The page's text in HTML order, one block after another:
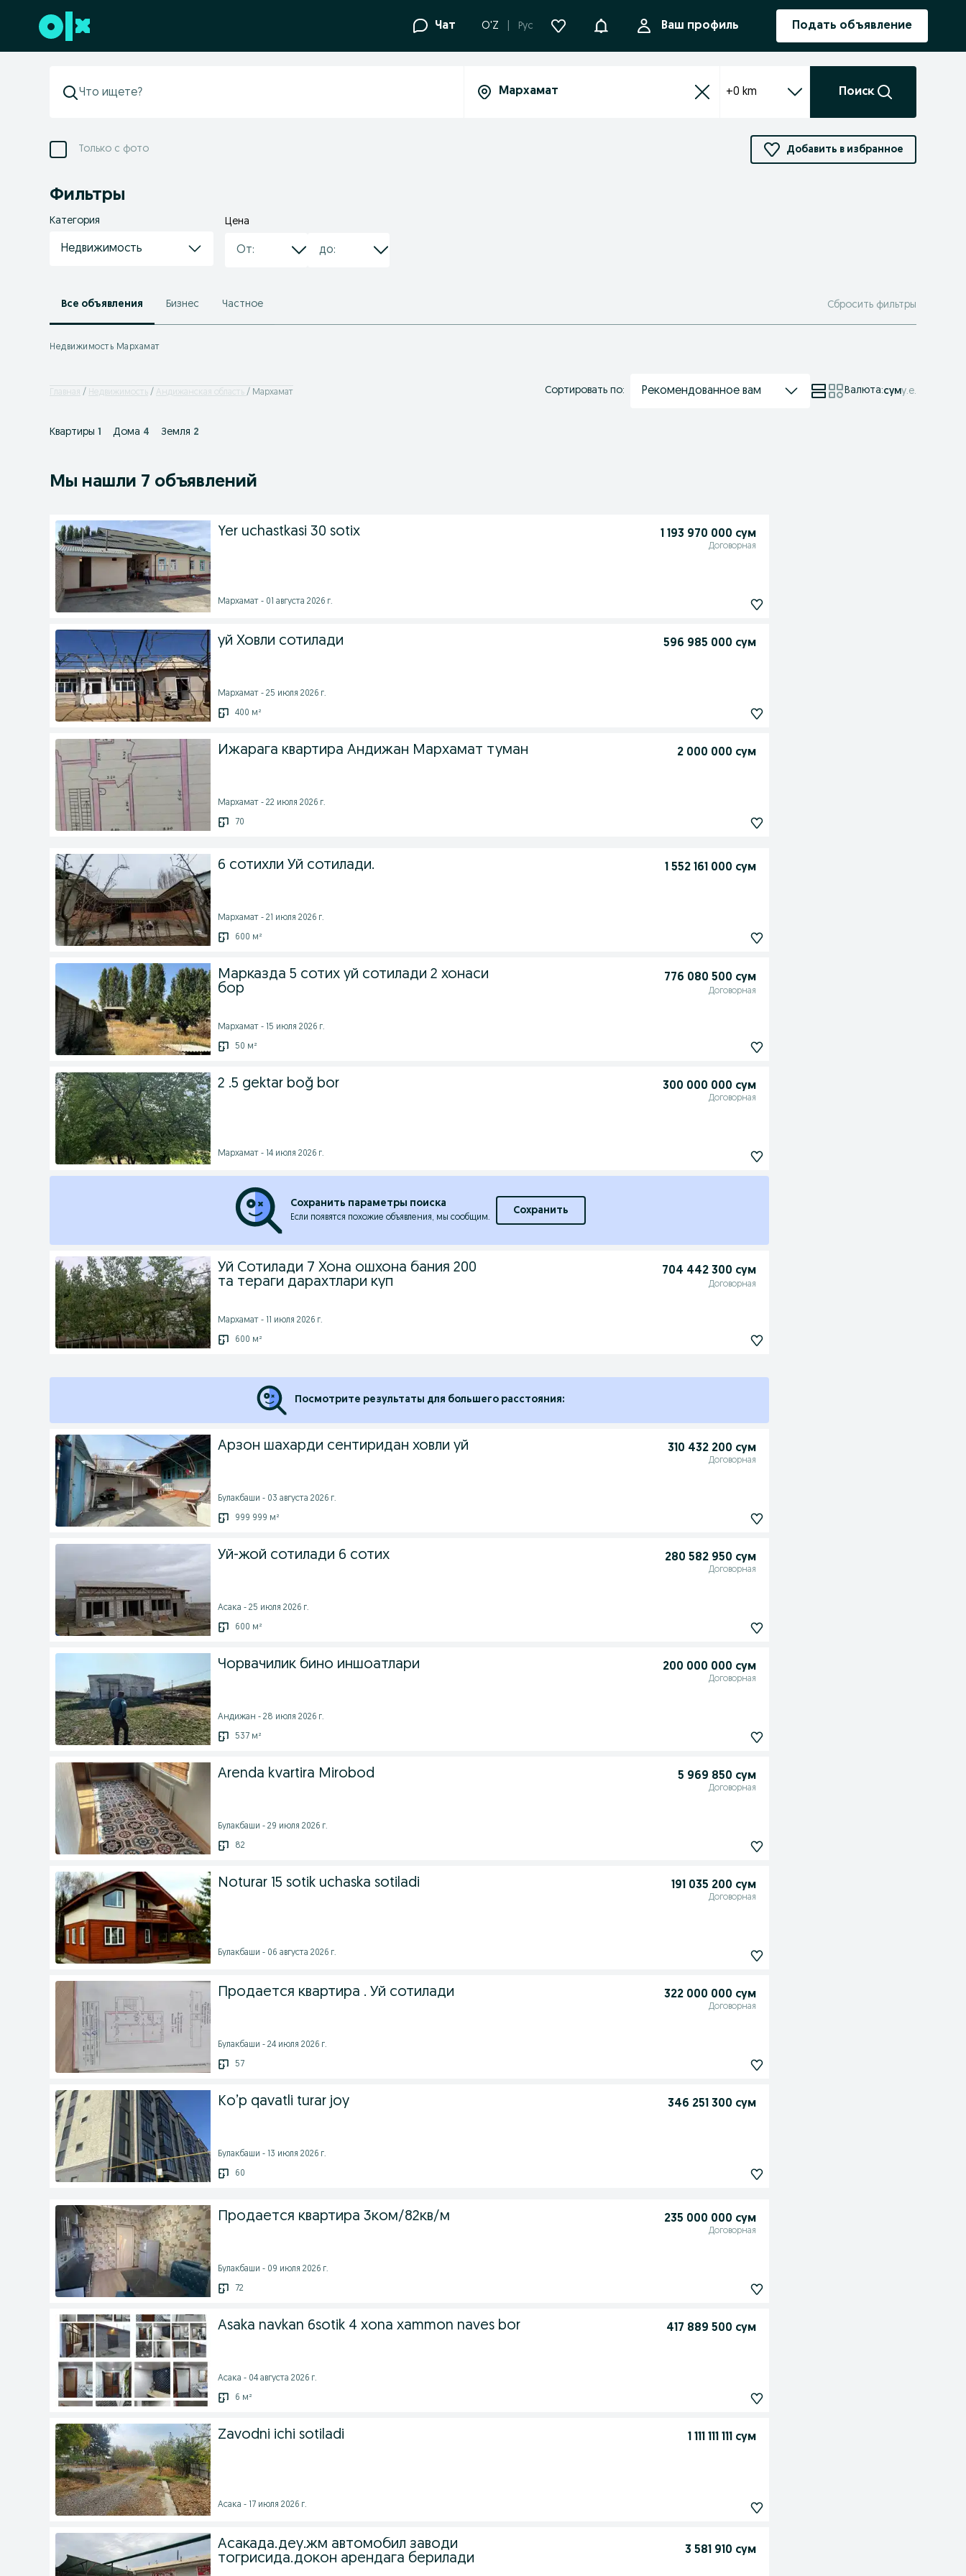
Перейти к нижнему колонтитулу Чат O'Z Рус УведомленияВаш профиль Подать объявление
+0 km Поиск
Только с фото Добавить в избранное
Фильтры
Категория
Недвижимость
Цена
Все объявления Бизнес Частное Сбросить фильтры
Недвижимость Мархамат
Главная Недвижимость Андижанская область Мархамат Сортировать по: Рекомендованное вам Валюта:суму.е.
Квартиры 1 Дома 4 Земля 2
Мы нашли 7 объявлений
Yer uchastkasi 30 sotix 1 193 970 000 сум
Договорная
Мархамат - 01 августа 2026 г.
уй Ховли сотилади 596 985 000 сум
Мархамат - 25 июля 2026 г.
400 м²
Ижарага квартира Андижан Мархамат туман 2 000 000 сум
Мархамат - 22 июля 2026 г.
70
6 сотихли Уй сотилади. 1 552 161 000 сум
Мархамат - 21 июля 2026 г.
600 м²
Марказда 5 сотих уй сотилади 2 хонаси
бор
776 080 500 сум
Договорная
Мархамат - 15 июля 2026 г.
50 м²
2 .5 gektar boğ bor 300 000 000 сум
Договорная
Мархамат - 14 июля 2026 г.
Сохранить параметры поиска
Если появятся похожие объявления, мы сообщим.
Сохранить
Уй Сотилади 7 Хона ошхона бания 200
та тераги дарахтлари куп
704 442 300 сум
Договорная
Мархамат - 11 июля 2026 г.
600 м²
Посмотрите результаты для большего расстояния:
Арзон шахарди сентиридан ховли уй 310 432 200 сум
Договорная
Булакбаши - 03 августа 2026 г.
999 999 м²
Уй-жой сотилади 6 сотих 280 582 950 сум
Договорная
Асака - 25 июля 2026 г.
600 м²
Чорвачилик бино иншоатлари 200 000 000 сум
Договорная
Андижан - 28 июля 2026 г.
537 м²
Arenda kvartira Mirobod 5 969 850 сум
Договорная
Булакбаши - 29 июля 2026 г.
82
Noturar 15 sotik uchaska sotiladi 191 035 200 сум
Договорная
Булакбаши - 06 августа 2026 г.
Продается квартира . Уй сотилади 322 000 000 сум
Договорная
Булакбаши - 24 июля 2026 г.
57
Ko’p qavatli turar joy 346 251 300 сум
Булакбаши - 13 июля 2026 г.
60
Продается квартира 3ком/82кв/м 235 000 000 сум
Договорная
Булакбаши - 09 июля 2026 г.
72
Asaka navkan 6sotik 4 xona xammon naves bor 417 889 500 сум
Асака - 04 августа 2026 г.
6 м²
Zavodni ichi sotiladi 1 111 111 111 сум
Асака - 17 июля 2026 г.
Асакада.деу.жм автомобил заводи
тогрисида.докон арендага берилади
3 581 910 сум